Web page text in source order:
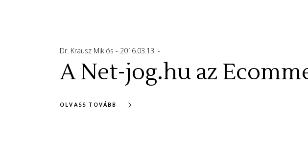
Dr. Krausz Miklós 2016.03.13.
A Net-jog.hu az
OLVASS TOVÁBB